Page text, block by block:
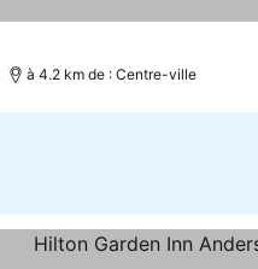
à 4.2 km de : Centre-ville